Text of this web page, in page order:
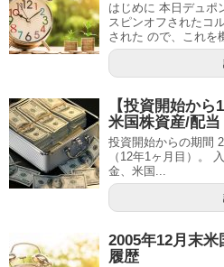
はじめに 本日デュポ
スピンオフされたコ
された ので、これを
【投資開始か
米国株資産/配当
投資開始からの期間
（12年1ヶ月目）。
金、米国...
2005年12月末
履歴